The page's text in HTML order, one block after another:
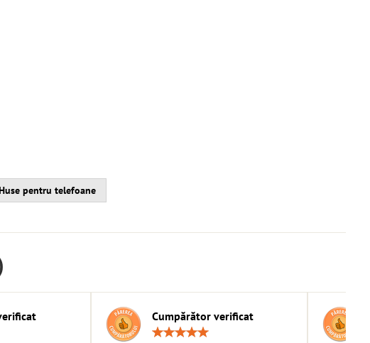
pentru telefoane
Cumpărător verificat